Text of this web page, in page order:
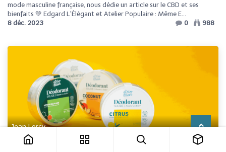
mode masculine française, nous dédie un article sur le CBD et ses
bienfaits 💚 Edgard L'Élégant et Atelier Populaire : Même E...
8 déc. 2023
0 988
Jean Lorcy
Atelier Populaire dans l'actu.fr !